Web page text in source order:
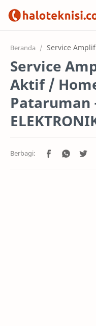
Beranda Service
Service
Aktif /
Pataruman